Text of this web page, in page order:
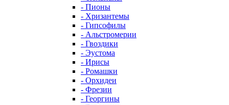
- Пионы
- Хризантемы
- Гипсофилы
- Альстромерии
- Гвоздики
- Эустома
- Ирисы
- Ромашки
- Орхидеи
- Фрезии
- Георгины